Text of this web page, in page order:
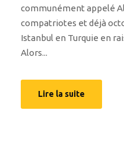
communément appelé
compatriotes et déjà
Istanbul en Turquie en
Alors...
Lire la suite